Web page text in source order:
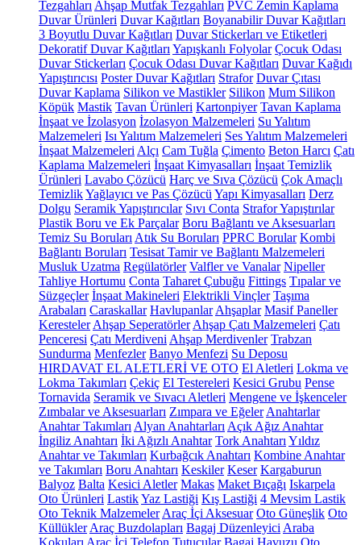
Tezgahları Ahşap Mutfak Tezgahları PVC Zemin Kaplama
Duvar Ürünleri Duvar Kağıtları Boyanabilir Duvar Kağıtları
3 Boyutlu Duvar Kağıtları Duvar Stickerları ve Etiketleri
Dekoratif Duvar Kağıtları Yapışkanlı Folyolar Çocuk Odası
Duvar Stickerları Çocuk Odası Duvar Kağıtları Duvar Kağıdı
Yapıştırıcısı Poster Duvar Kağıtları Strafor Duvar Çıtası
Duvar Kaplama Silikon ve Mastikler Silikon Mum Silikon
Köpük Mastik Tavan Ürünleri Kartonpiyer Tavan Kaplama
İnşaat ve İzolasyon İzolasyon Malzemeleri Su Yalıtım
Malzemeleri Isı Yalıtım Malzemeleri Ses Yalıtım Malzemeleri
İnşaat Malzemeleri Alçı Cam Tuğla Çimento Beton Harcı Çatı
Kaplama Malzemeleri İnşaat Kimyasalları İnşaat Temizlik
Ürünleri Lavabo Çözücü Harç ve Sıva Çözücü Çok Amaçlı
TemizlikYağlayıcı ve Pas Çözücü Yapı Kimyasalları Derz
Dolgu Seramik Yapıştırıcılar Sıvı Conta Strafor Yapıştırılar
Plastik Boru ve Ek Parçalar Boru Bağlantı ve Aksesuarları
Temiz Su Boruları Atık Su Boruları PPRC Borular Kombi
Bağlantı Boruları Tesisat Tamir ve Bağlantı Malzemeleri
Musluk Uzatma Regülatörler Valfler ve Vanalar Nipeller
Tahliye Hortumu Conta Taharet Çubuğu Fittings Tıpalar ve
Süzgeçler İnşaat Makineleri Elektrikli Vinçler Taşıma
Arabaları Caraskallar Havlupanlar Ahşaplar Masif Paneller
Keresteler Ahşap Seperatörler Ahşap Çatı Malzemeleri Çatı
Penceresi Çatı Merdiveni Ahşap Merdivenler Trabzan
Sundurma Menfezler Banyo Menfezi Su Deposu
HIRDAVAT EL ALETLERİ VE OTO El Aletleri Lokma ve
Lokma Takımları Çekiç El Testereleri Kesici Grubu Pense
Tornavida Seramik ve Sıvacı Aletleri Mengene ve İşkenceler
Zımbalar ve Aksesuarları Zımpara ve Eğeler Anahtarlar
Anahtar Takımları Alyan Anahtarları Açık Ağız Anahtar
İngiliz Anahtarı İki Ağızlı Anahtar Tork Anahtarı Yıldız
Anahtar ve Takımları Kurbağcık Anahtarı Kombine Anahtar
ve Takımları Boru Anahtarı Keskiler Keser Kargaburun
Balyoz Balta Kesici Aletler Makas Maket Bıçağı Iskarpela
Oto Ürünleri LastikYaz Lastiği Kış Lastiği 4 Mevsim Lastik
Oto Teknik Malzemeler Araç İçi Aksesuar Oto Güneşlik Oto
Küllükler Araç Buzdolapları Bagaj Düzenleyici Araba
Kokuları Araç İçi Telefon Tutucular Bagaj Havuzu Oto